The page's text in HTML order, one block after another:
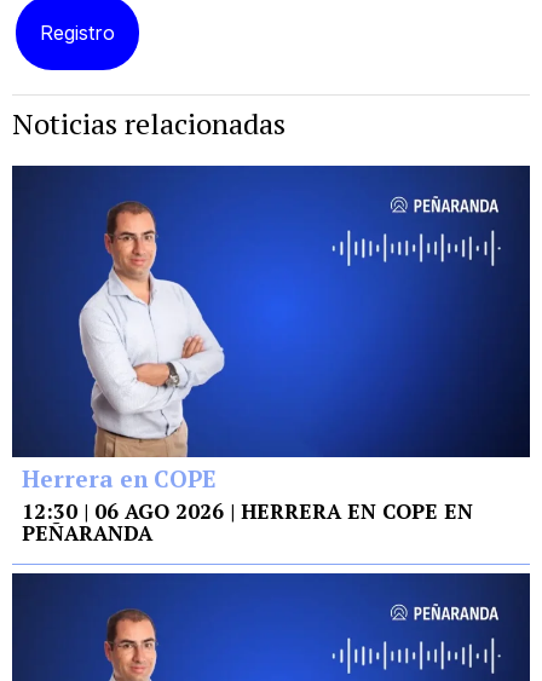
Noticias relacionadas
Herrera en COPE
12:30 | 06 AGO 2026 | HERRERA EN COPE EN
PEÑARANDA